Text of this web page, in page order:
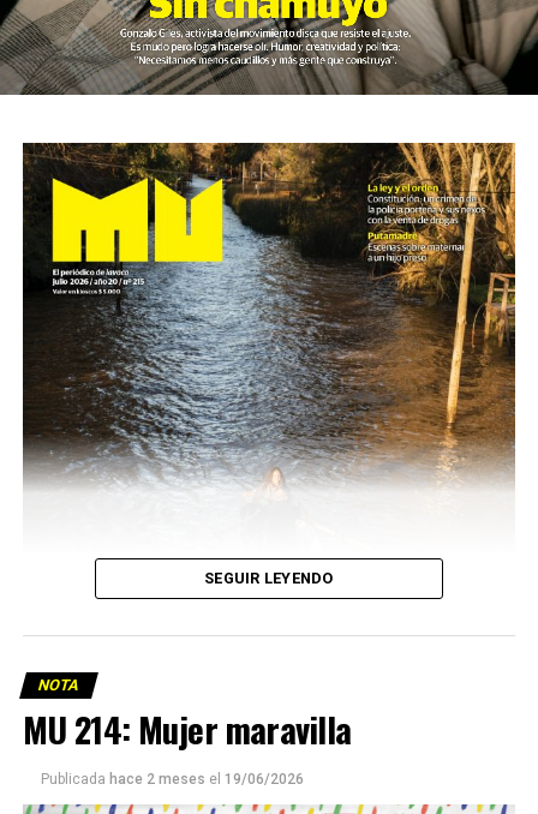
SEGUIR LEYENDO
NOTA
MU 214: Mujer maravilla
Publicada hace 2 meses el 19/06/2026